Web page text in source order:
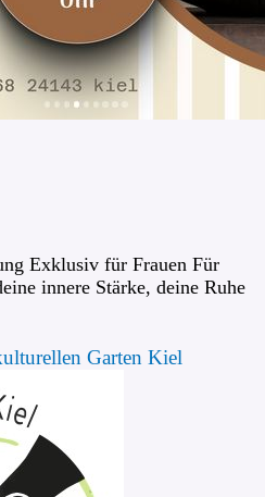
Exklusiv für Frauen Für
innere Stärke, deine Ruhe
Garten Kiel